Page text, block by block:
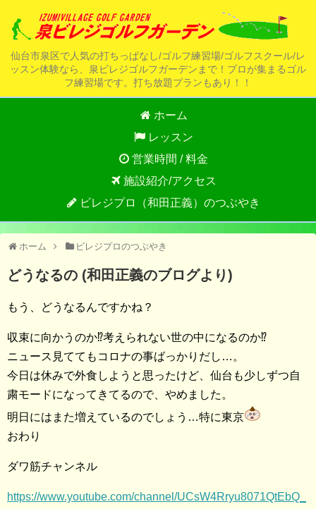
仙台市泉区で人気の打ちっぱなし/ゴルフ練習場/ゴルフスクール/レ
ッスン体験なら、泉ビレジゴルフガーデンまで！プロが集まるゴル
フ練習場です。打ち放題プランもあり！！
ホーム
レッスン
営業時間 / 料金
施設紹介/アクセス
ビレジプロ（和田正義）のつぶやき
ホーム ビレジプロのつぶやき
どうなるの (和田正義のブログより)
もう、どうなるんですかね？
収束に向かうのか⁉︎考えられない世の中になるのか⁉︎
ニュース見ててもコロナの事ばっかりだし…。
今日は休みで外食しようと思ったけど、仙台も少しずつ自
粛モードになってきてるので、やめました。
明日にはまた増えているのでしょう…特に東京
おわり
ダワ筋チャンネル
https://www.youtube.com/channel/UCsW4Rryu8071QtEbQ_